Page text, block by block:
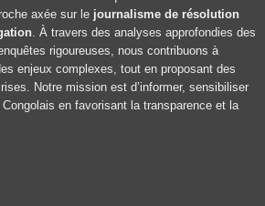
axée sur le journalisme de résolution
. À travers des analyses approfondies des
rigoureuses, nous contribuons à
enjeux complexes, tout en proposant des
Notre mission est d’informer, sensibiliser
en favorisant la transparence et la